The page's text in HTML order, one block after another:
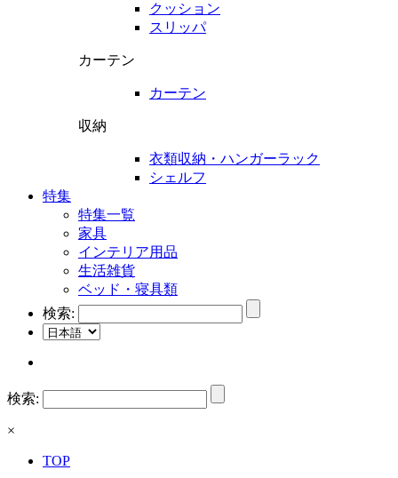
クッション
スリッパ
カーテン
カーテン
収納
衣類収納・ハンガーラック
シェルフ
特集
特集一覧
家具
インテリア用品
生活雑貨
ベッド・寝具類
検索:
検索:
×
TOP